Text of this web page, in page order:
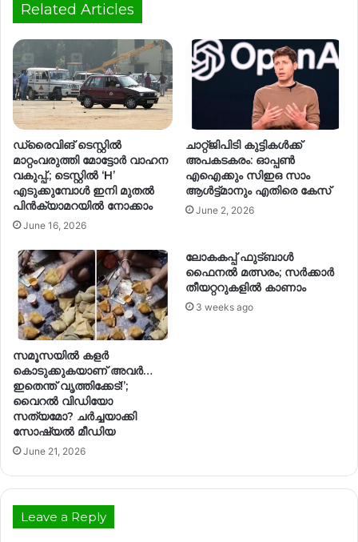
Related Articles
ഡ്രൈവിങ് ടെസ്റ്റിൽ
മാറ്റംവരുത്തി മോട്ടോർ വാഹന
വകുപ്പ്.; ടെസ്റ്റിൽ ‘H’
എടുക്കുമ്പോൾ ഇനി മുതൽ
പിൻക്യാമറയിൽ നോക്കാം
June 16, 2026
ചാറ്റ്ജിപിടി കുട്ടികൾക്ക്
അപകടകരം: ഓപ്പൺ
എഐക്കും സിഇഒ സാം
ആൾട്ട്മാനും എതിരെ കേസ്
June 2, 2026
സമൂസയിൽ കളർ
കൊടുക്കുകയാണ് അവർ…
ഇതെന്ത് വൃത്തിക്കേട്!’;
വൈറൽ വിഡിയോ
സത്യമോ? ചർച്ചയാക്കി
സോഷ്യൽ മീഡിയ
June 21, 2026
ലോകകപ്പ് ഫുട്ബാൾ
ഫൈനൽ മത്സരം; സര്‍ക്കാര്‍
തീയറ്ററുകളില്‍ കാണാം
3 weeks ago
Leave a Reply